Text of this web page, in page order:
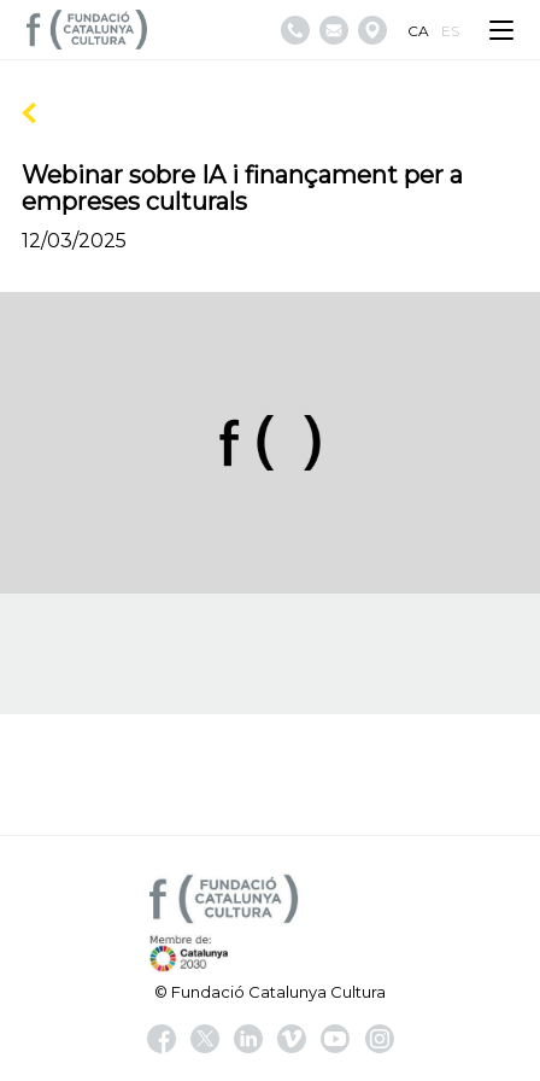
CA ES
Webinar sobre IA i finançament per a
empreses culturals
12/03/2025
© Fundació Catalunya Cultura